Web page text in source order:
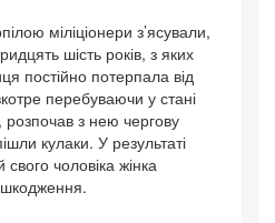
міліціонери з’ясували,
шість років, з яких
постійно потерпала від
перебуваючи у стані
розпочав з нею чергову
кулаки. У результаті
чоловіка жінка